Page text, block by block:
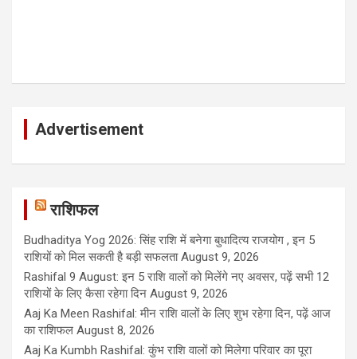
Advertisement
राशिफल
Budhaditya Yog 2026: सिंह राशि में बनेगा बुधादित्य राजयोग , इन 5
राशियों को मिल सकती है बड़ी सफलता August 9, 2026
Rashifal 9 August: इन 5 राशि वालों को मिलेंगे नए अवसर, पढ़ें सभी 12
राशियों के लिए कैसा रहेगा दिन August 9, 2026
Aaj Ka Meen Rashifal: मीन राशि वालों के लिए शुभ रहेगा दिन, पढ़ें आज
का राशिफल August 8, 2026
Aaj Ka Kumbh Rashifal: कुंभ राशि वालों को मिलेगा परिवार का पूरा